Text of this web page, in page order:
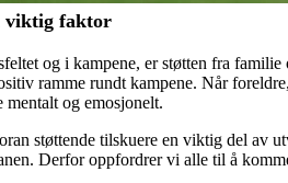
viktig faktor
og i kampene, er støtten fra
ramme rundt kampene. Når
og emosjonelt.
støttende tilskuere en viktig del
Derfor oppfordrer vi alle til å